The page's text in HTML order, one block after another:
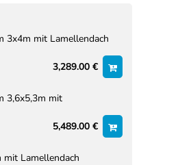
3x4m mit Lamellendach
3,289.00 €
3,6x5,3m mit
5,489.00 €
Lamellendach